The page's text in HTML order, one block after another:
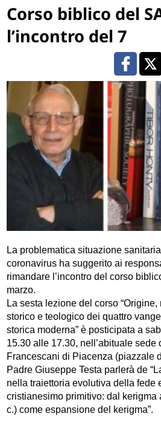
Corso biblico del
l’incontro del 7
La problematica situazione
coronavirus ha suggerito ai
rimandare l’incontro del corso
marzo.
La sesta lezione del corso
storico e teologico dei quattro
storica moderna” è posticipata a
15.30 alle 17.30, nell’abituale
Francescani di Piacenza (piazzale
Padre Giuseppe Testa parlerà de
nella traiettoria evolutiva della fede
cristianesimo primitivo: dal kerigma
c.) come espansione del kerigma”.